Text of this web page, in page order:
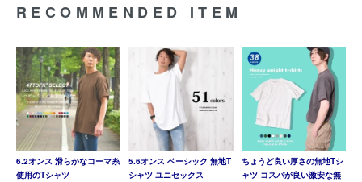
RECOMMENDED ITEM
6.2オンス 滑らかなコーマ糸
使用のTシャツ
5.6オンス ベーシック 無地T
シャツ ユニセックス
ちょうど良い厚さの無地Tシ
ャツ コスパが良い激安な無